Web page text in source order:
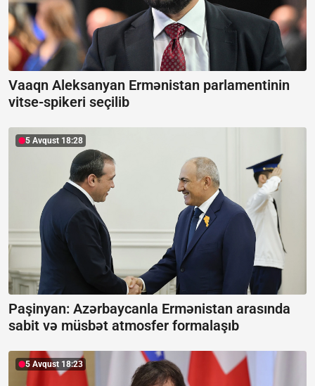
Vaaqn Aleksanyan Ermənistan parlamentinin
vitse-spikeri seçilib
5 Avqust 18:28
Paşinyan: Azərbaycanla Ermənistan arasında
sabit və müsbət atmosfer formalaşıb
5 Avqust 18:23